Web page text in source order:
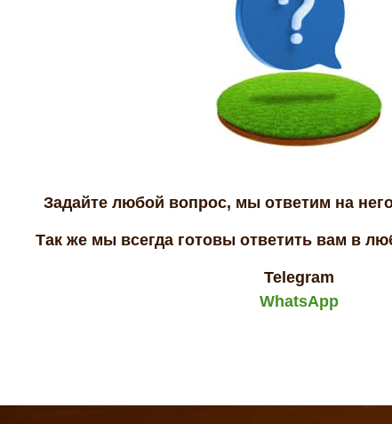
Задайте любой вопрос, мы ответим на
Так же мы всегда готовы ответить вам в
Telegram
WhatsApp